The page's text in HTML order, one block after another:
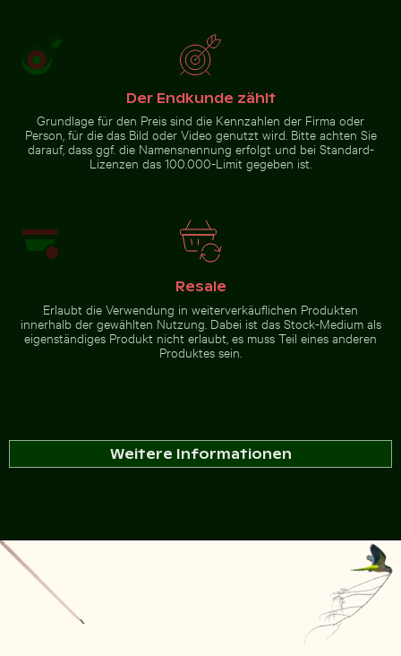
Der Endkunde zählt
Grundlage für den Preis sind die Kennzahlen der Firma oder
Person, für die das Bild oder Video genutzt wird. Bitte achten Sie
darauf, dass ggf. die Namensnennung erfolgt und bei Standard-
Lizenzen das 100.000-Limit gegeben ist.
Resale
Erlaubt die Verwendung in weiterverkäuflichen Produkten
innerhalb der gewählten Nutzung. Dabei ist das Stock-Medium als
eigenständiges Produkt nicht erlaubt, es muss Teil eines anderen
Produktes sein.
Weitere Informationen